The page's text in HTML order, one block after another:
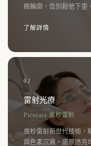
緻輪廓，告別鬆弛下垂
了解詳情
02
雷射光療
Picocare 皮秒雷射
皮秒雷射新世代技術，
與色素沉澱，還原透亮